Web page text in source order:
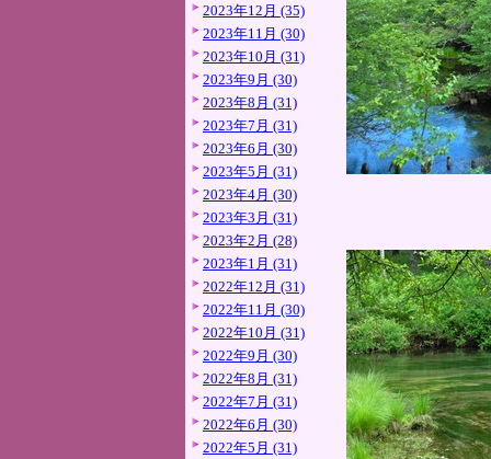
2023年12月 (35)
2023年11月 (30)
2023年10月 (31)
2023年9月 (30)
2023年8月 (31)
2023年7月 (31)
2023年6月 (30)
2023年5月 (31)
2023年4月 (30)
2023年3月 (31)
2023年2月 (28)
2023年1月 (31)
2022年12月 (31)
2022年11月 (30)
2022年10月 (31)
2022年9月 (30)
2022年8月 (31)
2022年7月 (31)
2022年6月 (30)
2022年5月 (31)